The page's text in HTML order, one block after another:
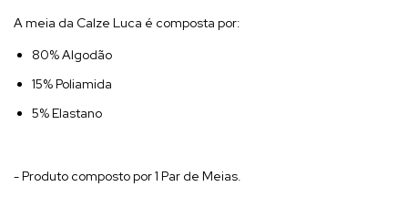
A meia da Calze Luca é composta por:
80% Algodão
15% Poliamida
5% Elastano
- Produto composto por 1 Par de Meias.